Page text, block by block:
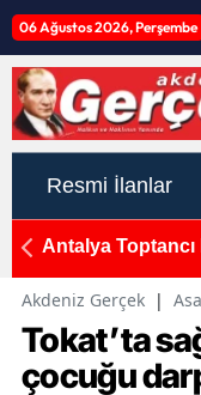
06 Ağustos 2026, Perşembe
Resmi İlanlar
Antalya Toptancı
Akdeniz Gerçek |
Tokat’ta
çocuğu